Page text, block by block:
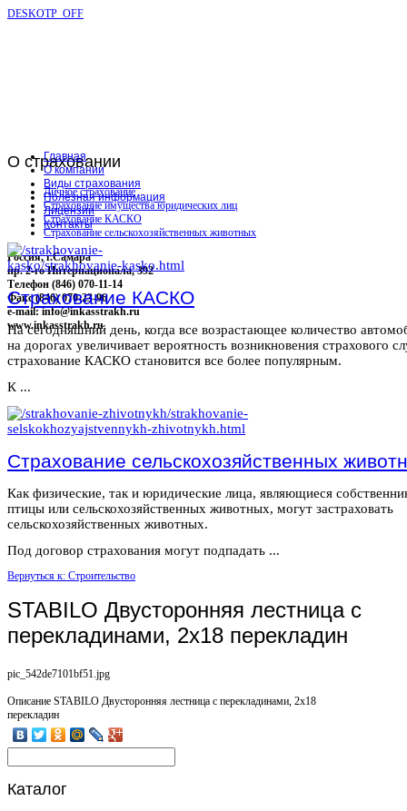
DESKOTP_OFF
О страховании
Личное страхование
Страхование имущества юридических лиц
Страхование КАСКО
Страхование сельскохозяйственных животных
Россия, г.Самара
пр. 2-го Интернационала, 392
Телефон (846) 070-11-14
Факс (846) 070-23-96
e-mail: info@inkasstrakh.ru
www.inkasstrakh.ru
Главная
О компании
Виды страхования
Полезная информация
Лицензии
Контакты
Страхование КАСКО
На сегодняшний день, когда все возрастающее количество
на дорогах увеличивает вероятность возникновения страхового
страхование КАСКО становится все более популярным.
К ...
Страхование сельскохозяйственных
Как физические, так и юридические лица, являющиеся
птицы или сельскохозяйственных животных, могут застраховать
сельскохозяйственных животных.
Под договор страхования могут подпадать ...
Вернуться к: Строительство
STABILO Двусторонняя лестница с
перекладинами, 2х18 перекладин
pic_542de7101bf51.jpg
Описание STABILO Двусторонняя лестница с перекладинами, 2х18
перекладин
Каталог